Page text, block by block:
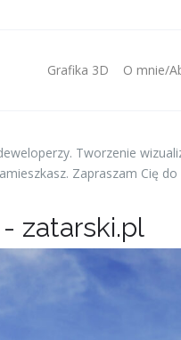
Grafika 3D O mnie/
Tworzenie
Zapraszam Cię
zatarski.pl